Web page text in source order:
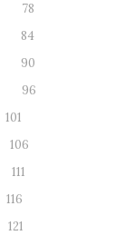
78
84
90
96
101
106
111
116
121